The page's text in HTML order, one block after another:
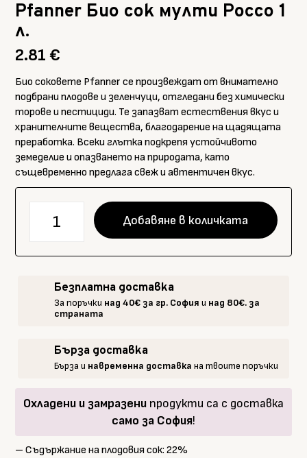
Pfanner Био сок мулти Россо 1
л.
2.81€
Био соковете Pfanner се произвеждат от внимателно
подбрани плодове и зеленчуци, отгледани без химически
торове и пестициди. Те запазват естествения вкус и
хранителните вещества, благодарение на щадящата
преработка. Всеки глътка подкрепя устойчивото
земеделие и опазването на природата, като
същевременно предлага свеж и автентичен вкус.
Био
мулти
Россо
Добавяне в количката
Безплатна доставка
За поръчки над 40€ за гр. София и над 80€. за
страната
Бърза доставка
Бърза и навременна доставка на твоите поръчки
Охладени и замразени продукти са с доставка
само за София!
– Съдържание на плодовия сок: 22%